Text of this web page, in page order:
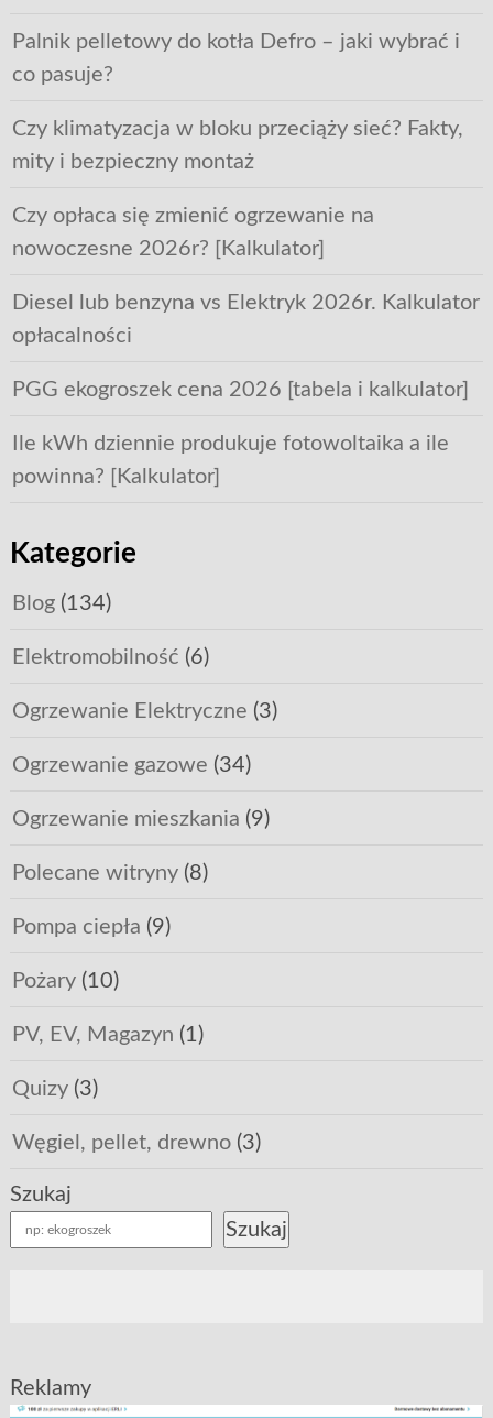
Palnik pelletowy do kotła Defro – jaki wybrać i
co pasuje?
Czy klimatyzacja w bloku przeciąży sieć? Fakty,
mity i bezpieczny montaż
Czy opłaca się zmienić ogrzewanie na
nowoczesne 2026r? [Kalkulator]
Diesel lub benzyna vs Elektryk 2026r. Kalkulator
opłacalności
PGG ekogroszek cena 2026 [tabela i kalkulator]
Ile kWh dziennie produkuje fotowoltaika a ile
powinna? [Kalkulator]
Kategorie
Blog(134)
Elektromobilność (6)
Ogrzewanie Elektryczne (3)
Ogrzewanie gazowe (34)
Ogrzewanie mieszkania (9)
Polecane witryny(8)
Pompa ciepła (9)
Pożary(10)
PV, EV, Magazyn (1)
Quizy(3)
Węgiel, pellet, drewno(3)
Szukaj
Szukaj
Reklamy